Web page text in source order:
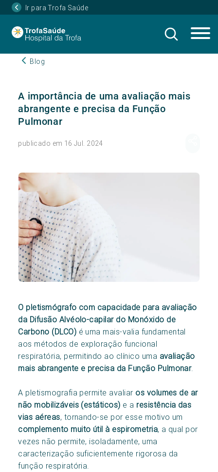
Ir para Trofa Saúde
Blog
A importância de uma avaliação mais
abrangente e precisa da Função
Pulmonar
publicado em 16 Jul. 2024
O pletismógrafo com capacidade para avaliação
da Difusão Alvéolo-capilar do Monóxido de
Carbono (DLCO) é uma mais-valia fundamental
aos métodos de exploração funcional
respiratória, permitindo ao clínico uma avaliação
mais abrangente e precisa da Função Pulmonar.
A pletismografia permite avaliar os volumes de ar
não mobilizáveis (estáticos) e a resistência das
vias aéreas, tornando-se por esse motivo um
complemento muito útil à espirometria, a qual por
vezes não permite, isoladamente, uma
caracterização suficientemente rigorosa da
função respiratória.